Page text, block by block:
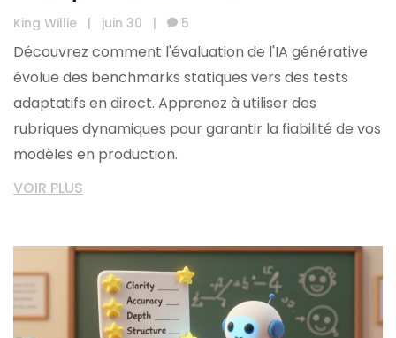
Statiques Ne Suffisent Plus
King Willie | juin 30 | 5
Découvrez comment l'évaluation de l'IA générative
évolue des benchmarks statiques vers des tests
adaptatifs en direct. Apprenez à utiliser des
rubriques dynamiques pour garantir la fiabilité de vos
modèles en production.
VOIR PLUS